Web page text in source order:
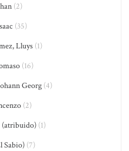
(2)
(35)
Lluys(1)
(16)
Georg (4)
(2)
(atribuido) (1)
Sabio) (7)